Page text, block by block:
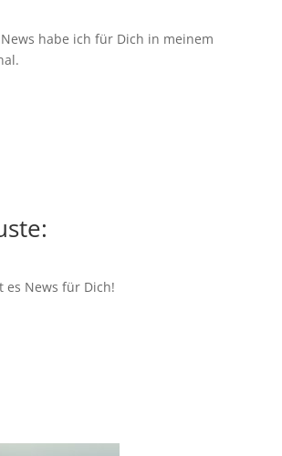
habe ich für Dich in meinem
.
es News für Dich!